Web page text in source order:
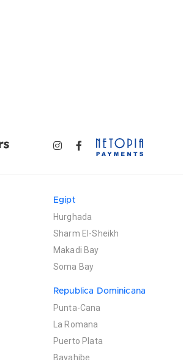
Egipt
Hurghada
Sharm El-Sheikh
Makadi Bay
Soma Bay
Republica Dominicana
Punta-Cana
La Romana
Puerto Plata
Bayahibe